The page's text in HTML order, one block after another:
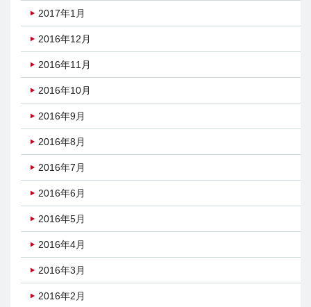
2017年1月
2016年12月
2016年11月
2016年10月
2016年9月
2016年8月
2016年7月
2016年6月
2016年5月
2016年4月
2016年3月
2016年2月